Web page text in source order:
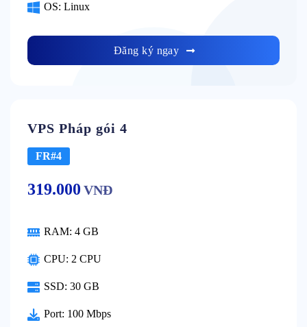
OS: Linux
Đăng ký ngay
VPS Pháp gói 4
FR#4
319.000 VNĐ
RAM: 4 GB
CPU: 2 CPU
SSD: 30 GB
Port: 100 Mbps